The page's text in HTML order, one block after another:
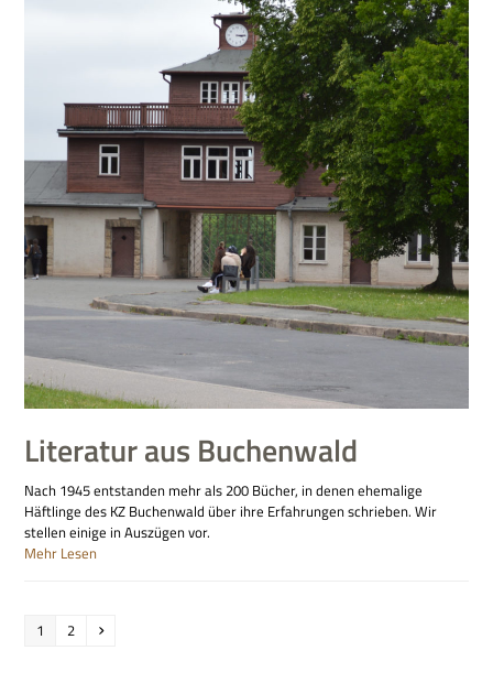
Literatur aus Buchenwald
Nach 1945 entstanden mehr als 200 Bücher, in denen ehemalige
Häftlinge des KZ Buchenwald über ihre Erfahrungen schrieben. Wir
stellen einige in Auszügen vor.
Mehr Lesen
Seite
1 Seite
2 Vorwärts